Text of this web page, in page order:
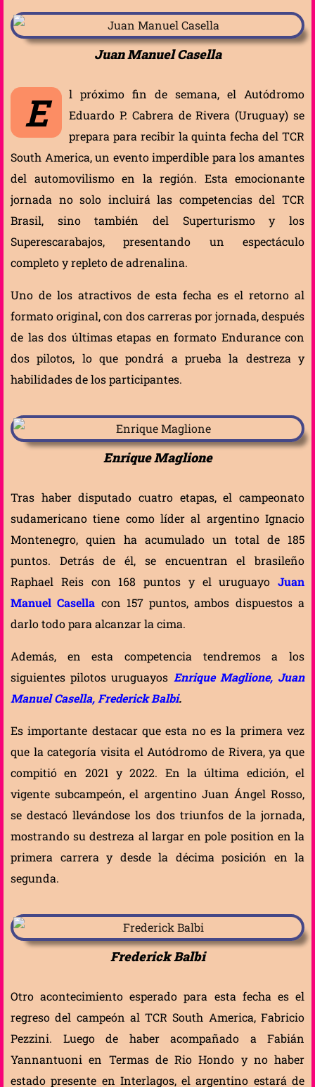
Juan Manuel Casella
E
l próximo fin de semana, el Autódromo
Eduardo P. Cabrera de Rivera (Uruguay) se
prepara para recibir la quinta fecha del TCR
South America, un evento imperdible para los amantes
del automovilismo en la región. Esta emocionante
jornada no solo incluirá las competencias del TCR
Brasil, sino también del Superturismo y los
Superescarabajos, presentando un espectáculo
completo y repleto de adrenalina.
Uno de los atractivos de esta fecha es el retorno al
formato original, con dos carreras por jornada, después
de las dos últimas etapas en formato Endurance con
dos pilotos, lo que pondrá a prueba la destreza y
habilidades de los participantes.
Enrique Maglione
Tras haber disputado cuatro etapas, el campeonato
sudamericano tiene como líder al argentino Ignacio
Montenegro, quien ha acumulado un total de 185
puntos. Detrás de él, se encuentran el brasileño
Raphael Reis con 168 puntos y el uruguayo Juan
Manuel Casella con 157 puntos, ambos dispuestos a
darlo todo para alcanzar la cima.
Además, en esta competencia tendremos a los
siguientes pilotos uruguayos Enrique Maglione, Juan
Manuel Casella, Frederick Balbi.
Es importante destacar que esta no es la primera vez
que la categoría visita el Autódromo de Rivera, ya que
compitió en 2021 y 2022. En la última edición, el
vigente subcampeón, el argentino Juan Ángel Rosso,
se destacó llevándose los dos triunfos de la jornada,
mostrando su destreza al largar en pole position en la
primera carrera y desde la décima posición en la
segunda.
Frederick Balbi
Otro acontecimiento esperado para esta fecha es el
regreso del campeón al TCR South America, Fabricio
Pezzini. Luego de haber acompañado a Fabián
Yannantuoni en Termas de Rio Hondo y no haber
estado presente en Interlagos, el argentino estará de